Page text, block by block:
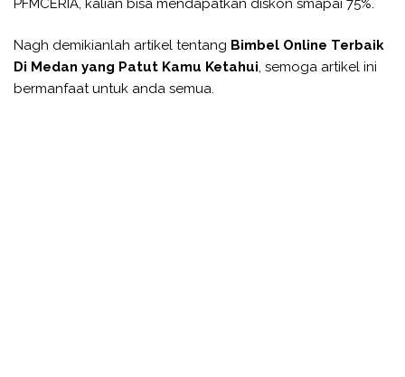
PFMCERIA, kalian bisa mendapatkan diskon smapai 75%.
Nagh demikianlah artikel tentang Bimbel Online Terbaik
Di Medan yang Patut Kamu Ketahui, semoga artikel ini
bermanfaat untuk anda semua.